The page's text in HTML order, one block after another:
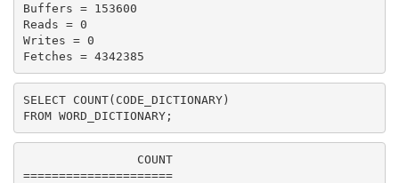
Buffers = 153600
Reads = 0
Writes = 0
Fetches = 4342385
SELECT COUNT
FROM WORD_DICTIONARY;
=====================